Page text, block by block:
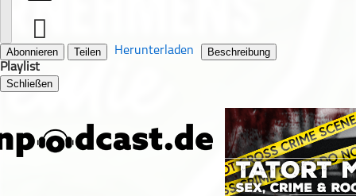
Abonnieren Teilen Herunterladen Beschreibung
Playlist
Schließen
Bildung
Familie & Elternschaft